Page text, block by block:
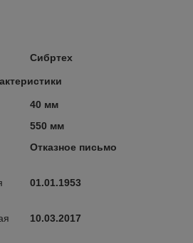
Сибртех
40 мм
550 мм
Отказное письмо
01.01.1953
10.03.2017